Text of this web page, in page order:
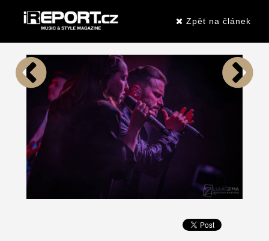
Zpět na článek